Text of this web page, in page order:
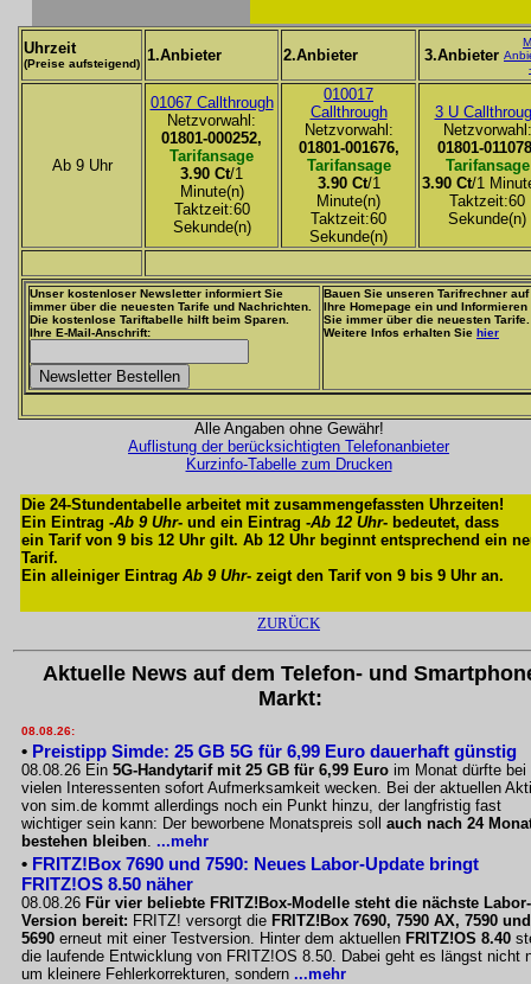
Uhrzeit
(Preise aufsteigend) 1.Anbieter 2.Anbieter 3.Anbieter
Ab 9 Uhr
01067 Callthrough
Netzvorwahl:
01801-000252,
Tarifansage
3.90 Ct/1
Minute(n)
Taktzeit:60
Sekunde(n)
010017
Callthrough
Netzvorwahl:
01801-001676,
Tarifansage
3.90 Ct/1
Minute(n)
Taktzeit:60
Sekunde(n)
3 U
Netzvorwahl:
01801-
Tarifansage
3.90 Ct/1
Taktzeit:60
Sekunde(n)
Unser kostenloser Newsletter informiert Sie
immer über die neuesten Tarife und Nachrichten.
Die kostenlose Tariftabelle hilft beim Sparen.
Ihre E-Mail-Anschrift:
Bauen Sie unseren Tarifrechner auf
Ihre Homepage ein und Informieren
Sie immer über die neuesten Tarife.
Weitere Infos erhalten Sie hier
Alle Angaben ohne Gewähr!
Auflistung der berücksichtigten Telefonanbieter
Kurzinfo-Tabelle zum Drucken
Die 24-Stundentabelle arbeitet mit zusammengefassten Uhrzeiten!
Ein Eintrag -Ab 9 Uhr- und ein Eintrag -Ab 12 Uhr- bedeutet, dass
ein Tarif von 9 bis 12 Uhr gilt. Ab 12 Uhr beginnt entsprechend ein
Tarif.
Ein alleiniger Eintrag Ab 9 Uhr- zeigt den Tarif von 9 bis 9 Uhr an.
ZURÜCK
Aktuelle News auf dem Telefon- und
Markt:
08.08.26:
• Preistipp Simde: 25 GB 5G für 6,99 Euro dauerhaft günstig
08.08.26 Ein 5G-Handytarif mit 25 GB für 6,99 Euro im Monat dürfte bei
vielen Interessenten sofort Aufmerksamkeit wecken. Bei der aktuellen
von sim.de kommt allerdings noch ein Punkt hinzu, der langfristig fast
wichtiger sein kann: Der beworbene Monatspreis soll auch nach 24
bestehen bleiben. ...mehr
• FRITZ!Box 7690 und 7590: Neues Labor-Update bringt
FRITZ!OS 8.50 näher
08.08.26 Für vier beliebte FRITZ!Box-Modelle steht die nächste Labor-
Version bereit: FRITZ! versorgt die FRITZ!Box 7690, 7590 AX, 7590 und
5690 erneut mit einer Testversion. Hinter dem aktuellen FRITZ!OS 8.40
die laufende Entwicklung von FRITZ!OS 8.50. Dabei geht es längst nicht
um kleinere Fehlerkorrekturen, sondern ...mehr